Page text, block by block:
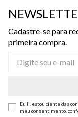
Cadastre-se para
primeira compra.
Eu li, estou ciente das
meu consentimento,